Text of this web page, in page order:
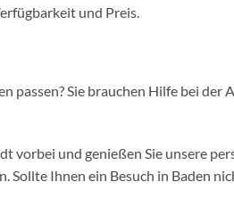
und Preis.
passen? Sie brauchen Hilfe bei
vorbei und genießen Sie unsere
Ihnen ein Besuch in Baden